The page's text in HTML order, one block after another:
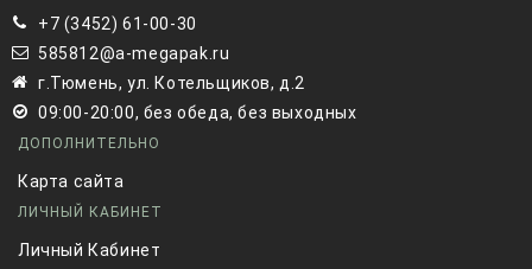
+7 (3452) 61-00-30
585812@a-megapak.ru
г.Тюмень, ул. Котельщиков, д.2
09:00-20:00, без обеда, без выходных
ДОПОЛНИТЕЛЬНО
Карта сайта
ЛИЧНЫЙ КАБИНЕТ
Личный Кабинет